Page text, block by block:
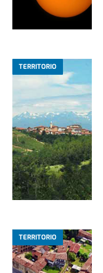
TERRITORIO
TERRITORIO